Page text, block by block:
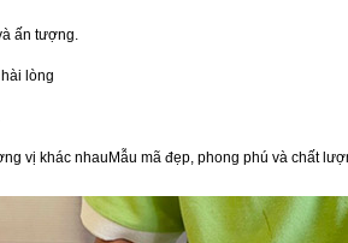
ấn tượng.
lòng
vị khác nhauMẫu mã đẹp, phong phú và chất